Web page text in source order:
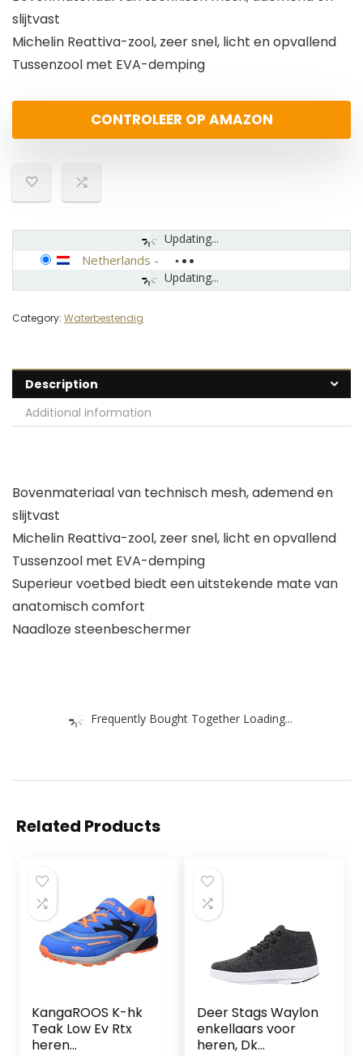
slijtvast
Michelin Reattiva-zool, zeer snel, licht en opvallend
Tussenzool met EVA-demping
CONTROLEER OP AMAZON
Updating...
Updating...
Netherlands -
Category: Waterbestendig
Description
Additional information
Bovenmateriaal van technisch mesh, ademend en
slijtvast
Michelin Reattiva-zool, zeer snel, licht en opvallend
Tussenzool met EVA-demping
Superieur voetbed biedt een uitstekende mate van
anatomisch comfort
Naadloze steenbeschermer
Frequently Bought Together Loading...
Related Products
KangaROOS K-hk
Teak Low Ev Rtx
heren
Deer Stags Waylon
enkellaars voor
heren, Dk